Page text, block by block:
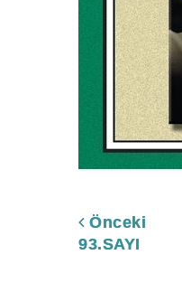
Önceki
93.SAYI